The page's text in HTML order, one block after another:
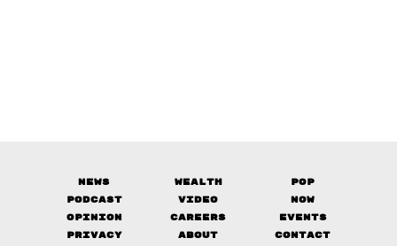
News Wealth
Pop
Podcast
Video
Now
Opinion
Careers
Events
Privacy
About Contact